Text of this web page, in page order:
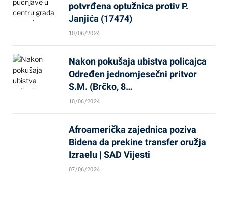
potvrđena optužnica protiv P.
Janjića (17474)
10/06/2024
Nakon pokušaja ubistva policajca
Određen jednomjesečni pritvor
S.M. (Brčko, 8…
10/06/2024
Afroamerička zajednica poziva
Bidena da prekine transfer oružja
Izraelu | SAD Vijesti
07/06/2024